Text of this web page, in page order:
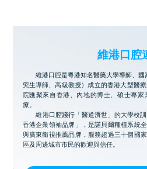
維港口腔
維港口腔是粵港知名醫藥大學導師、
究生導師、高級教授）成立的香港大型醫
院匯聚來自香港、內地的博士、碩士專
療。
維港口腔踐行「醫道濟世」的大學校
香港企業領袖品牌」，是諾貝爾種植系統
與廣東衛視推薦品牌，服務超過三十個國
區及周邊城市市民的歡迎與信任。